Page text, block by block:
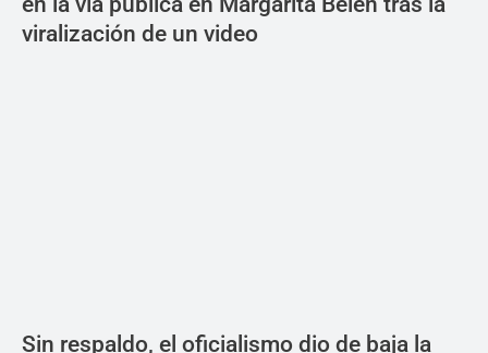
viralización de un video
Sin respaldo, el oficialismo dio de baja la